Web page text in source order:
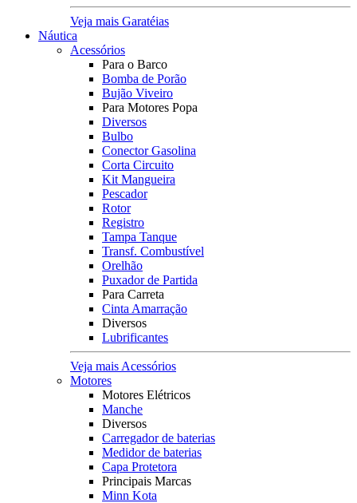
Veja mais Garatéias
Náutica
Acessórios
Para o Barco
Bomba de Porão
Bujão Viveiro
Para Motores Popa
Diversos
Bulbo
Conector Gasolina
Corta Circuito
Kit Mangueira
Pescador
Rotor
Registro
Tampa Tanque
Transf. Combustível
Orelhão
Puxador de Partida
Para Carreta
Cinta Amarração
Diversos
Lubrificantes
Veja mais Acessórios
Motores
Motores Elétricos
Manche
Diversos
Carregador de baterias
Medidor de baterias
Capa Protetora
Principais Marcas
Minn Kota